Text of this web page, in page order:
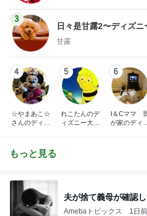
3
日々是甘露2〜ディズニ
甘露
4
☆やまあこ☆
さんのディズ
5
れこたんのデ
ィズニー大好
6
I＆Cママ
が家のディズ
もっと見る
夫が捨て義母が確認
Amebaトピックス 1日前